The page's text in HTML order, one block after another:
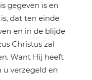
gegeven is en
dat ten einde
en in de blijde
Christus zal
Want Hij heeft
u verzegeld en